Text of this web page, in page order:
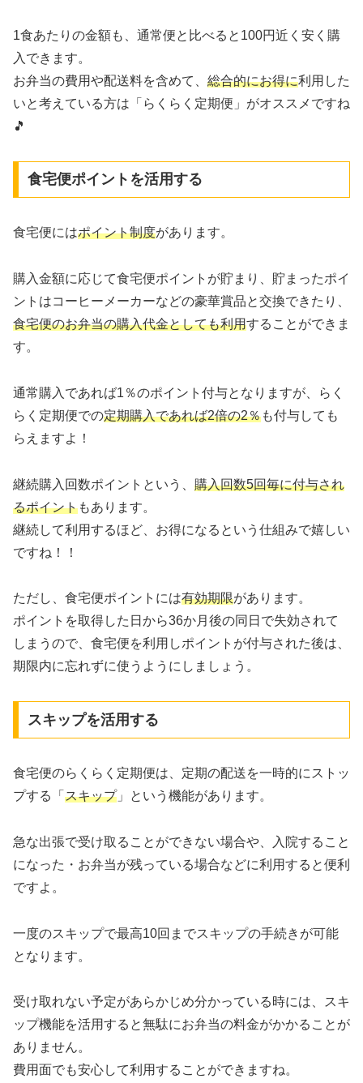
1食あたりの金額も、通常便と比べると100円近く安く購
入できます。
お弁当の費用や配送料を含めて、 総合的にお得に利用した
いと考えている方は「らくらく定期便」がオススメですね
🎵
食宅便ポイントを活用する
食宅便にはポイント制度があります。
購入金額に応じて食宅便ポイントが貯まり、貯まったポイ
ントはコーヒーメーカーなどの豪華賞品と交換できたり、
食宅便のお弁当の購入代金としても利用することができま
す。
通常購入であれば1％のポイント付与となりますが、らく
らく定期便での定期購入であれば2倍の2％も付与しても
らえますよ！
継続購入回数ポイントという、 購入回数5回毎に付与され
るポイントもあります。
継続して利用するほど、お得になるという仕組みで嬉しい
ですね！！
ただし、食宅便ポイントには有効期限があります。
ポイントを取得した日から36か月後の同日で失効されて
しまうので、食宅便を利用しポイントが付与された後は、
期限内に忘れずに使うようにしましょう。
スキップを活用する
食宅便のらくらく定期便は、定期の配送を一時的にストッ
プする「 スキップ」という機能があります。
急な出張で受け取ることができない場合や、入院すること
になった・お弁当が残っている場合などに利用すると便利
ですよ。
一度のスキップで最高10回までスキップの手続きが可能
となります。
受け取れない予定があらかじめ分かっている時には、スキ
ップ機能を活用すると無駄にお弁当の料金がかかることが
ありません。
費用面でも安心して利用することができますね。